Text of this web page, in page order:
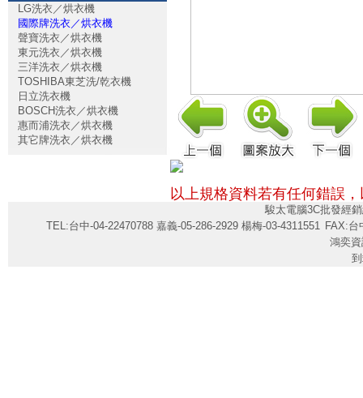
LG洗衣／烘衣機
國際牌洗衣／烘衣機
聲寶洗衣／烘衣機
東元洗衣／烘衣機
三洋洗衣／烘衣機
TOSHIBA東芝洗/乾衣機
日立洗衣機
BOSCH洗衣／烘衣機
惠而浦洗衣／烘衣機
其它牌洗衣／烘衣機
以上規格資料若有任何錯誤
駿太電腦3C批發經
TEL:台中-04-22470788 嘉義-05-286-2929 楊梅-03-4311551 FAX:台
鴻奕